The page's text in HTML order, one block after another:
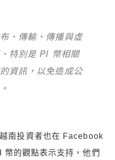
、傳輸、傳播與虛
特別是 PI 幣相關
資訊，以免造成公
南投資者也在 Facebook
幣的觀點表示支持，他們